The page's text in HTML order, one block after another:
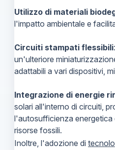
Utilizzo di materiali
l'impatto ambientale e
Circuiti stampati flessibili
un'ulteriore
adattabili a vari dispositivi,
Integrazione di energie
solari all'interno di circuiti,
l'autosufficienza energetica
risorse fossili.
Inoltre, l'adozione di